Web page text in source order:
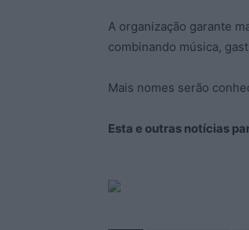
A organização garante
combinando música,
Mais nomes serão
Esta e outras notícias